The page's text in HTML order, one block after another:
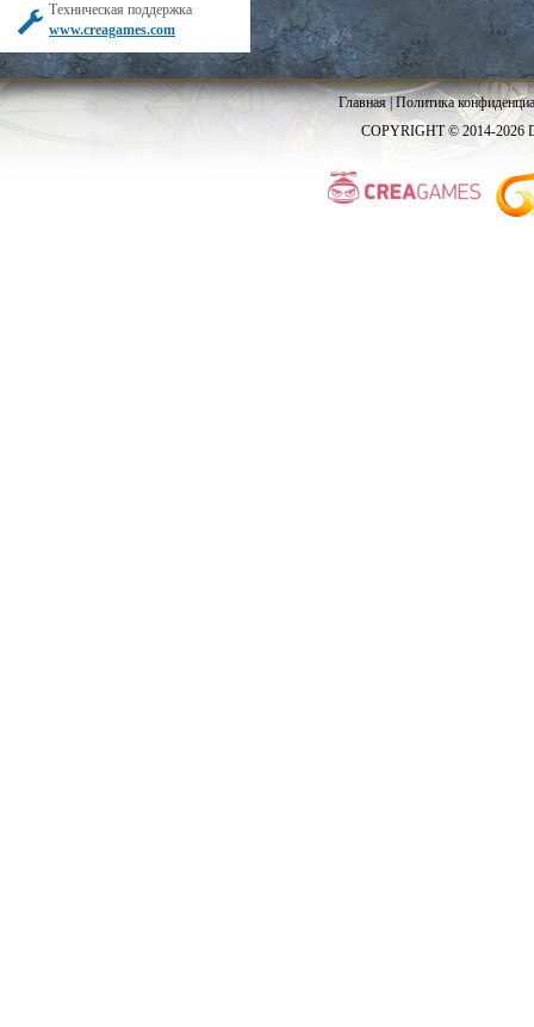
Техническая поддержка
www.creagames.com
Главная|Политика
COPYRIGHT © 2014-2026